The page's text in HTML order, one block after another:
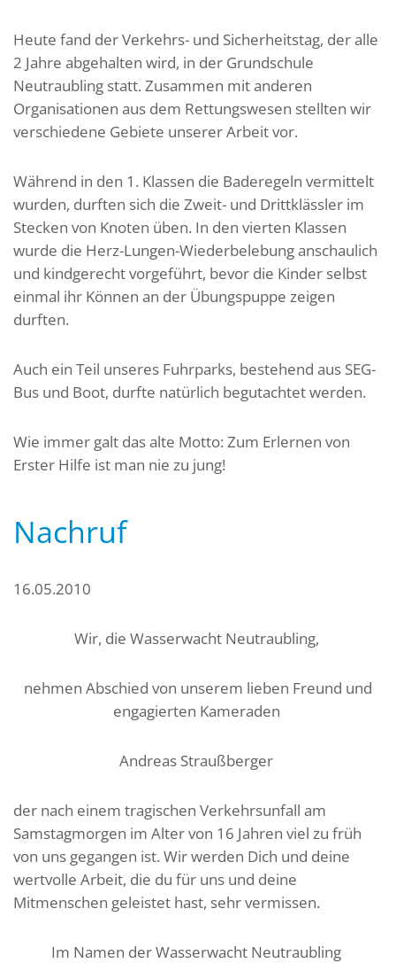
Heute fand der Verkehrs- und Sicherheitstag, der alle
2 Jahre abgehalten wird, in der Grundschule
Neutraubling statt. Zusammen mit anderen
Organisationen aus dem Rettungswesen stellten wir
verschiedene Gebiete unserer Arbeit vor.
Während in den 1. Klassen die Baderegeln vermittelt
wurden, durften sich die Zweit- und Drittklässler im
Stecken von Knoten üben. In den vierten Klassen
wurde die Herz-Lungen-Wiederbelebung anschaulich
und kindgerecht vorgeführt, bevor die Kinder selbst
einmal ihr Können an der Übungspuppe zeigen
durften.
Auch ein Teil unseres Fuhrparks, bestehend aus SEG-
Bus und Boot, durfte natürlich begutachtet werden.
Wie immer galt das alte Motto: Zum Erlernen von
Erster Hilfe ist man nie zu jung!
Nachruf
16.05.2010
Wir, die Wasserwacht Neutraubling,
nehmen Abschied von unserem lieben Freund und
engagierten Kameraden
Andreas Straußberger
der nach einem tragischen Verkehrsunfall am
Samstagmorgen im Alter von 16 Jahren viel zu früh
von uns gegangen ist. Wir werden Dich und deine
wertvolle Arbeit, die du für uns und deine
Mitmenschen geleistet hast, sehr vermissen.
Im Namen der Wasserwacht Neutraubling